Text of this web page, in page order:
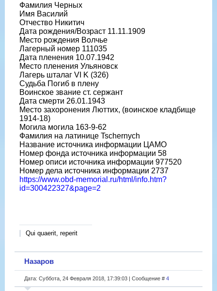
Фамилия Черных
Имя Василий
Отчество Никитич
Дата рождения/Возраст 11.11.1909
Место рождения Волчье
Лагерный номер 111035
Дата пленения 10.07.1942
Место пленения Ульяновск
Лагерь шталаг VI K (326)
Судьба Погиб в плену
Воинское звание ст. сержант
Дата смерти 26.01.1943
Место захоронения Люттих, (воинское кладбище
1914-18)
Могила могила 163-9-62
Фамилия на латинице Tschernych
Название источника информации ЦАМО
Номер фонда источника информации 58
Номер описи источника информации 977520
Номер дела источника информации 2737
https://www.obd-memorial.ru/html/info.htm?
id=300422327&page=2
Qui quaerit, reperit
Назаров
Дата: Суббота, 24 Февраля 2018, 17:39:03 | Сообщение # 4